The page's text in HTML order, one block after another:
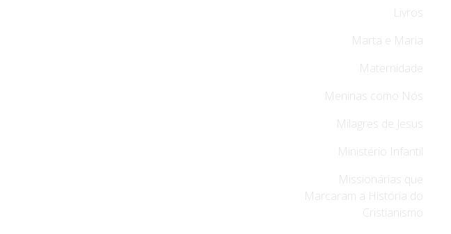
Livros
Marta e Maria
Maternidade
Meninas como Nós
Milagres de Jesus
Ministério Infantil
Missionárias que
Marcaram a História do
Cristianismo